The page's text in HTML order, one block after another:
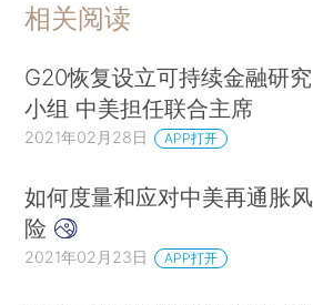
相关阅读
G20恢复设立可持续金融研究
小组 中美担任联合主席
2021年02月28日 APP打开
如何度量和应对中美再通胀风
险
2021年02月23日 APP打开